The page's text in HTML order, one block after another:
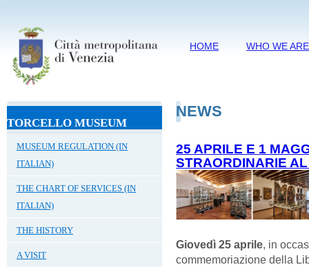
HOME WHO WE ARE
TORCELLO MUSEUM
MUSEUM REGULATION (IN
ITALIAN)
THE CHART OF SERVICES (IN
ITALIAN)
THE HISTORY
A VISIT
NEWS
25 APRILE E 1
STRAORDINARIE
Giovedì 25 aprile, in
commemoriazione della